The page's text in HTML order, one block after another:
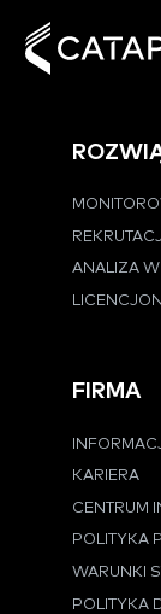
ANALIZA
FIRMA
KARIERA
CENTRUM
POLITYKA
WARUNKI
POLITYKA